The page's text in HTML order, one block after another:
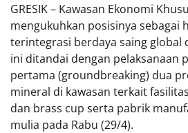
GRESIK – Kawasan Ekonomi
mengukuhkan posisinya sebagai
terintegrasi berdaya saing global
ini ditandai dengan pelaksanaan
pertama (groundbreaking) dua
mineral di kawasan terkait
dan brass cup serta pabrik
mulia pada Rabu (29/4).